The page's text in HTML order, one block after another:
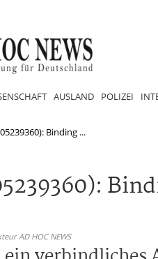
AUSLAND POLIZEI
Binding ...
AD HOC NEWS